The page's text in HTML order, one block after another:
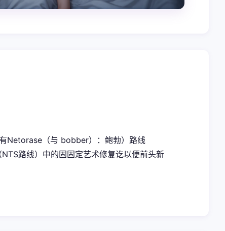
Netorase（与 bobber）：鲍勃）路线
路线）中的固固定艺术修复讫以便前头新